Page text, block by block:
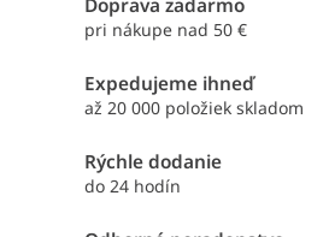
Doprava zadarmo
pri nákupe nad 50 €
Expedujeme ihneď
až 20 000 položiek skladom
Rýchle dodanie
do 24 hodín